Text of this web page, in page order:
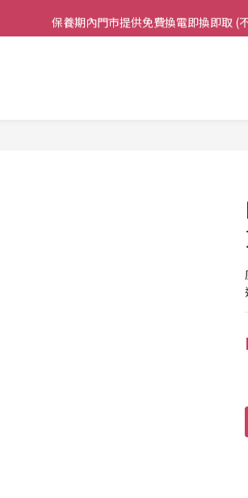
凡購買任何產品滿$500免運費（香
保養期內門市提供免費換電即換即取 (